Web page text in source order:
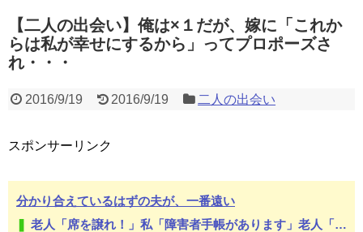
【二人の出会い】俺は×１だが、嫁に「これか
らは私が幸せにするから」ってプロポーズさ
れ・・・
2016/9/19 2016/9/19 二人の出会い
スポンサーリンク
分かり合えているはずの夫が、一番遠い
老人「席を譲れ！」私「障害者手帳があります」老人「そんなの関係ない！」→暴言を浴びせられた直後、周囲が動き出して…